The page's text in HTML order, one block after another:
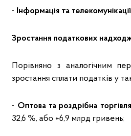
- Інформація та
Зростання податкових
Порівняно з аналогічним
зростання сплати податків у
- Оптова та роздрібна
32,6 %, або +6,9 млрд гривень;